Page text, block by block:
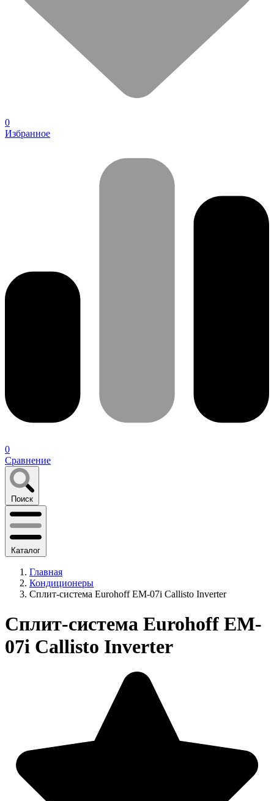
0
Избранное
0
Сравнение
Поиск
Каталог
Главная
Кондиционеры
Сплит-система Eurohoff EM-07i Callisto Inverter
Сплит-система Eurohoff EM-
07i Callisto Inverter